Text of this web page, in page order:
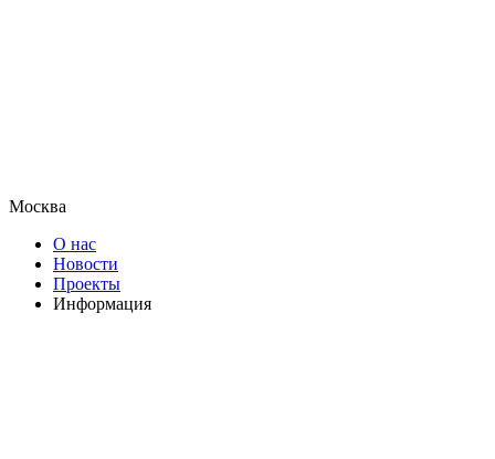
Москва
О нас
Новости
Проекты
Информация